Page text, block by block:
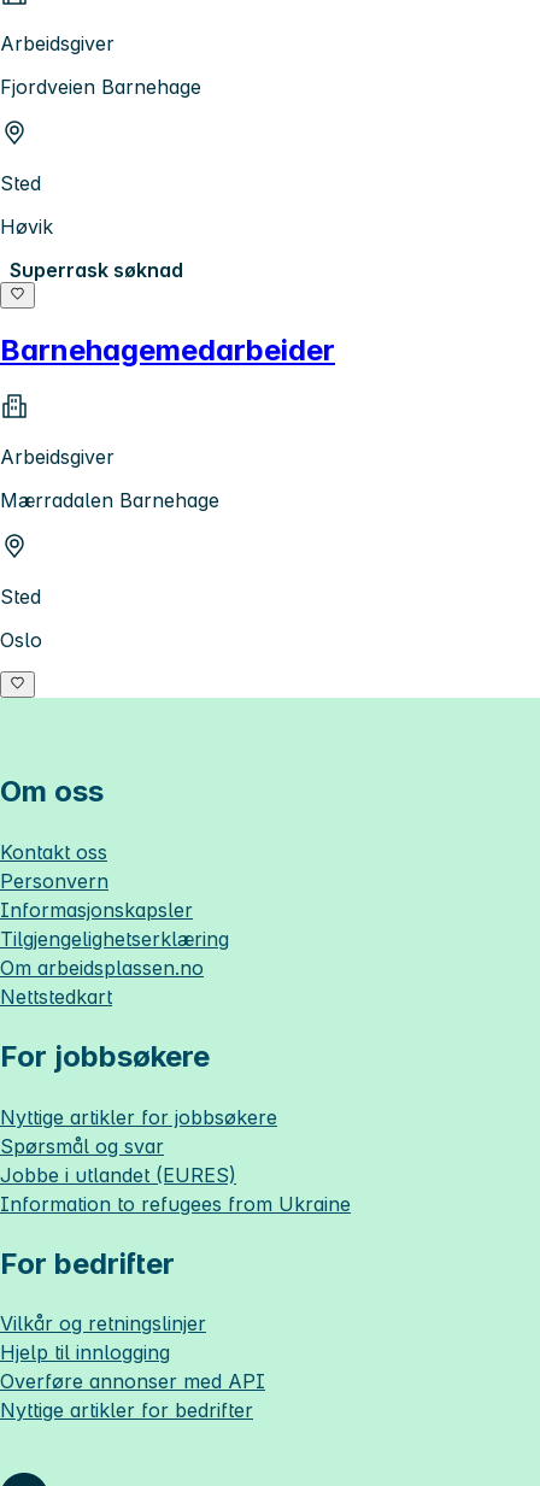
Arbeidsgiver
Fjordveien Barnehage
Sted
Høvik
Superrask søknad
Barnehagemedarbeider
Arbeidsgiver
Mærradalen Barnehage
Sted
Oslo
Om oss
Kontakt oss
Personvern
Informasjonskapsler
Tilgjengelighetserklæring
Om arbeidsplassen.no
Nettstedkart
For jobbsøkere
Nyttige artikler for jobbsøkere
Spørsmål og svar
Jobbe i utlandet (EURES)
Information to refugees from Ukraine
For bedrifter
Vilkår og retningslinjer
Hjelp til innlogging
Overføre annonser med API
Nyttige artikler for bedrifter